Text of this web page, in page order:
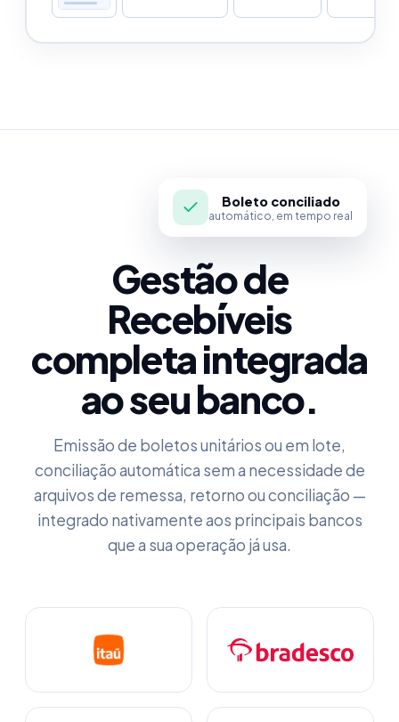
Boleto conciliado
automático, em tempo real
Gestão de
Recebíveis
completa integrada
ao seu banco.
Emissão de boletos unitários ou em lote,
conciliação automática sem a necessidade de
arquivos de remessa, retorno ou conciliação —
integrado nativamente aos principais bancos
que a sua operação já usa.